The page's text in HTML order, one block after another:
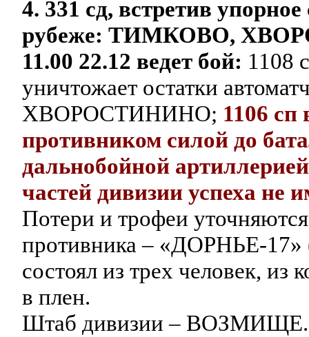
4. 331 сд, встретив
рубеже: ТИМКОВО,
11.00 22.12 ведет бой: 1108
уничтожает остатки
ХВОРОСТИНИНО; 1106
противником силой до
дальнобойной
частей дивизии успеха не
Потери и трофеи
противника – «ДОРНЬЕ-17»
состоял из трех человек, из
в плен.
Штаб дивизии – ВОЗМИЩЕ.